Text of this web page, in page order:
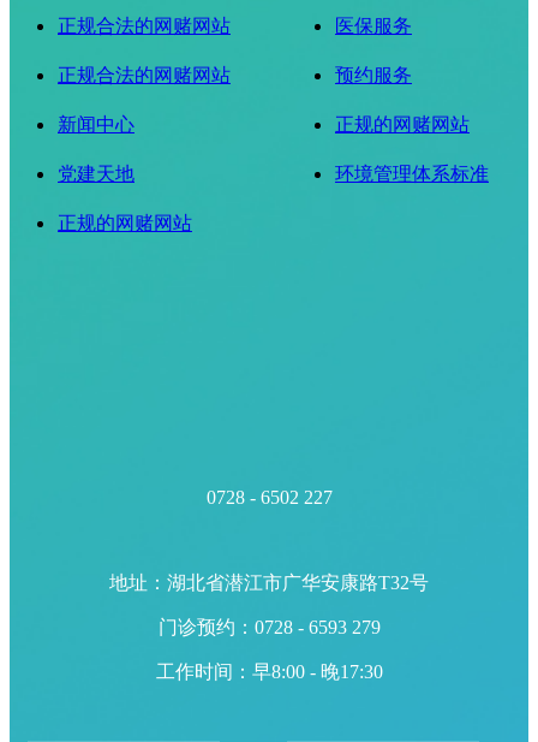
正规合法的网赌网站
正规合法的网赌网站
新闻中心
党建天地
正规的网赌网站
医保服务
预约服务
正规的网赌网站
环境管理体系标准
0728 - 6502 227
地址：湖北省潜江市广华安康路T32号
门诊预约：0728 - 6593 279
工作时间：早8:00 - 晚17:30